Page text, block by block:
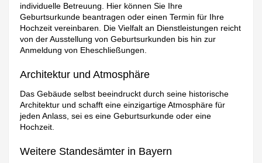
individuelle Betreuung. Hier können Sie Ihre
Geburtsurkunde beantragen oder einen Termin für Ihre
Hochzeit vereinbaren. Die Vielfalt an Dienstleistungen reicht
von der Ausstellung von Geburtsurkunden bis hin zur
Anmeldung von Eheschließungen.
Architektur und Atmosphäre
Das Gebäude selbst beeindruckt durch seine historische
Architektur und schafft eine einzigartige Atmosphäre für
jeden Anlass, sei es eine Geburtsurkunde oder eine
Hochzeit.
Weitere Standesämter in Bayern